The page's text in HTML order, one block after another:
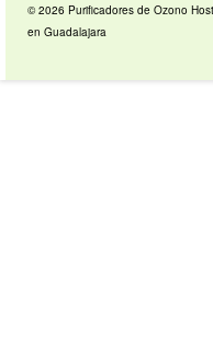
© 2026 Purificadores de Ozono
en Guadalajara